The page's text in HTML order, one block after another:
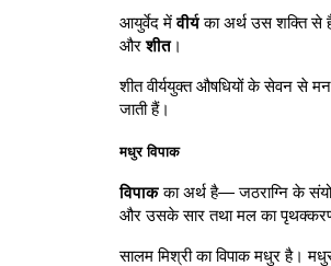
आयुर्वेद मेंवीर्यका अर्थ उस शक्ति से है,
औरशीत।
शीत वीर्ययुक्त औषधियों के सेवन से
जाती हैं।
मधुर विपाक
विपाकका अर्थ है— जठराग्नि के
और उसके सार तथा मल का पृथक्करण
सालम मिश्री का विपाक मधुर है।